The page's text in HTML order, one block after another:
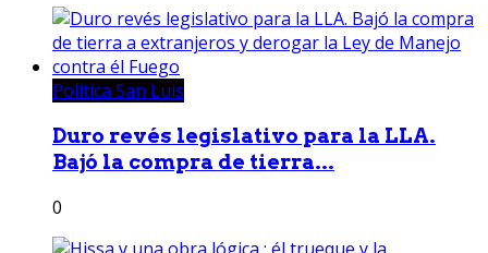
Política San Luis
Duro revés legislativo para la LLA.
Bajó la compra de tierra...
0